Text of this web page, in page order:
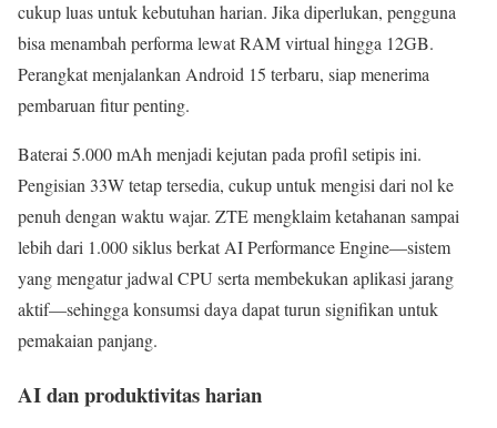
cukup luas untuk kebutuhan harian. Jika diperlukan, pengguna
bisa menambah performa lewat RAM virtual hingga 12GB.
Perangkat menjalankan Android 15 terbaru, siap menerima
pembaruan fitur penting.
Baterai 5.000 mAh menjadi kejutan pada profil setipis ini.
Pengisian 33W tetap tersedia, cukup untuk mengisi dari nol ke
penuh dengan waktu wajar. ZTE mengklaim ketahanan sampai
lebih dari 1.000 siklus berkat AI Performance Engine—sistem
yang mengatur jadwal CPU serta membekukan aplikasi jarang
aktif—sehingga konsumsi daya dapat turun signifikan untuk
pemakaian panjang.
AI dan produktivitas harian